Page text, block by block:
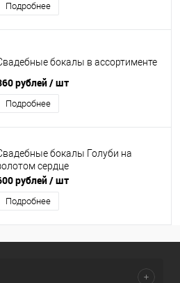
Подробнее
бокалы в ассортименте
рублей/ шт
Подробнее
бокалы Голуби на
сердце
рублей/ шт
Подробнее